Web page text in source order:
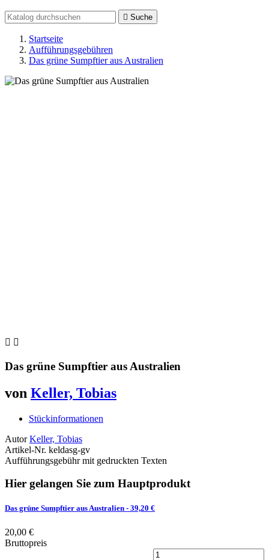
 Suche
Startseite
Aufführungsgebühren
Das grüne Sumpftier aus Australien
 
Das grüne Sumpftier aus Australien
von Keller, Tobias
Stückinformationen
Autor Keller, Tobias
Artikel-Nr. keldasg-gv
Aufführungsgebühr mit gedruckten Texten
Hier gelangen Sie zum Hauptprodukt
Das grüne Sumpftier aus Australien - 39,20 €
20,00 €
Bruttopreis